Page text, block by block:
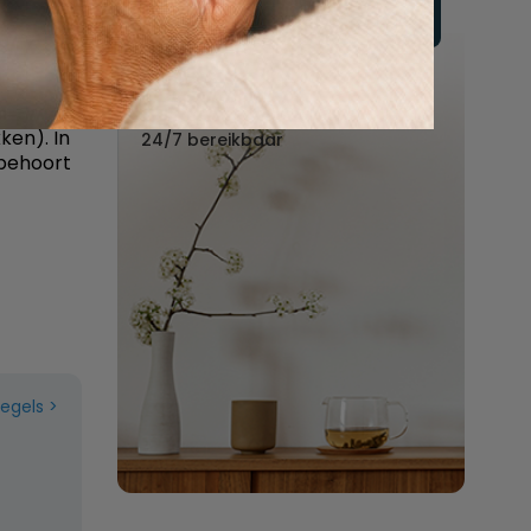
van
om de
In
Vul hier uw wensen in
Of bel ons:
088 - 848 82 27
24/7 bereikbaar